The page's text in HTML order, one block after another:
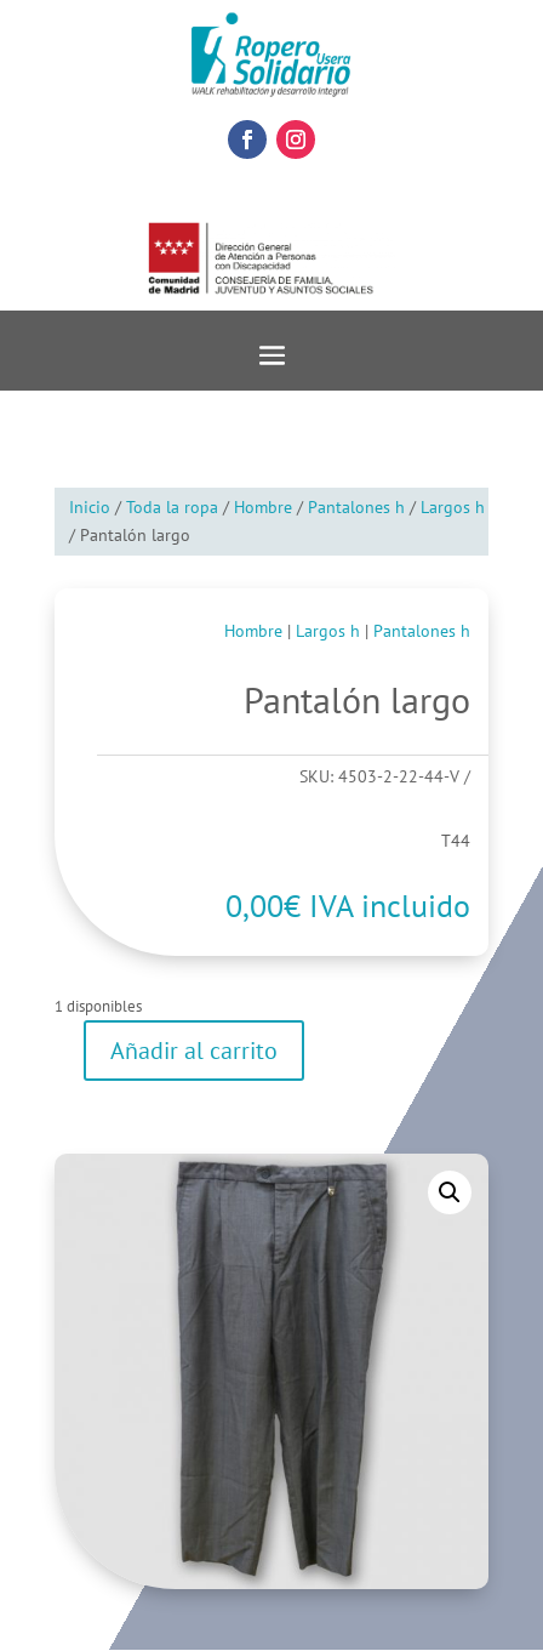
Inicio /Toda la ropa / Hombre/ Pantalones h / Largos h
/ Pantalón largo
Hombre | Largos h | Pantalones h
Pantalón largo
SKU:4503-2-22-44-V
T44
0,00€ IVA incluido
1 disponibles
PantalónAñadir al carrito